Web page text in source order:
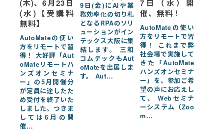
(木)、6月23日
(水)【受講料
無料】
AutoMateの使い
方をリモートで習
得！ 大好評「Aut
oMateリモートハ
ンズオンセミナ
ー」の5月開催分
が定員に達したた
め受付を終了いた
しました。つきま
しては6月の開
催...
9日(金)にAIや業
務効率化の切り札
となるRPAのソリ
ューションがイン
テックス大阪に集
結します。 三和
コムテックもAut
oMateを出展しま
す。 Aut...
7日（水）開
催、無料！
AutoMateの使い
方をリモートで習
得！ これまで弊
社会場で実施して
きた「AutoMate
ハンズオンセミナ
ー」を、参加ご希
望の声にお応えし
て、 Webセミナ
ーシステム（Zoo
m...